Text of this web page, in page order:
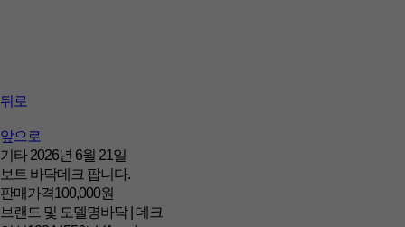
뒤로
앞으로
기타 2026년 6월 21일
보트 바닥데크 팝니다.
판매가격100,000원
브랜드 및 모델명바닥 | 데크